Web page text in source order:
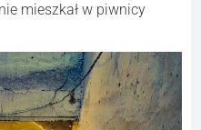
mieszkał w piwnicy